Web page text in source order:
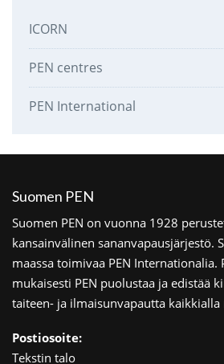
ICORN
PEN centres
PEN International
Suomen PEN
Suomen PEN on vuonna 1928
kansainvälinen sananvapausjärjestö.
maassa toimivaa PEN Internationalia.
mukaisesti PEN puolustaa ja edistää
taiteen- ja ilmaisunvapautta kaikkialla
Postiosoite:
Tekstin talo